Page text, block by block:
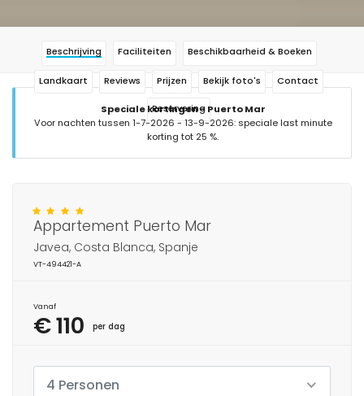
Beschrijving Faciliteiten Beschikbaarheid & Boeken
Landkaart Reviews Prijzen Bekijk foto's Contact
Reservering
Speciale kortingen - Puerto Mar
Voor nachten tussen 1-7-2026 - 13-9-2026: speciale last minute
korting tot 25 %.
Appartement Puerto Mar
Javea, Costa Blanca, Spanje
VT-494421-A
Vanaf
€ 110 per dag
4 Personen